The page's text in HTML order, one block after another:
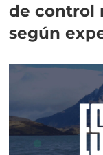
de control
según